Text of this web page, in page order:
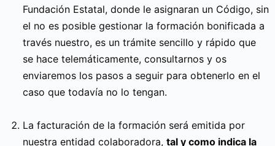
Fundación Estatal, donde le asignaran un Código, sin
el no es posible gestionar la formación bonificada a
través nuestro, es un trámite sencillo y rápido que
se hace telemáticamente, consultarnos y os
enviaremos los pasos a seguir para obtenerlo en el
caso que todavía no lo tengan.
La facturación de la formación será emitida por
nuestra entidad colaboradora, tal y como indica la